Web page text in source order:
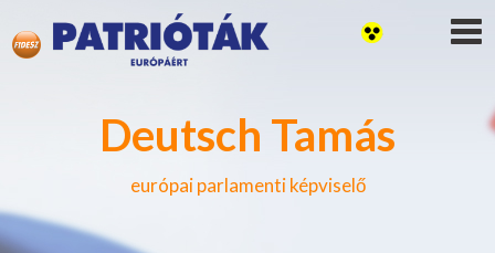
Deutsch Tamás
európai parlamenti képviselő